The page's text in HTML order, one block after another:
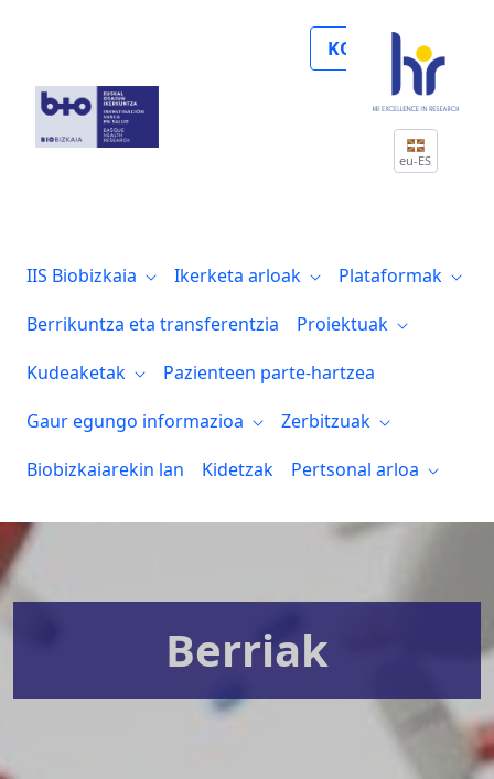
KOLABORATU
eu-ES
IIS Biobizkaia Ikerketa arloak
Plataformak
Berrikuntza eta transferentzia
Proiektuak
Kudeaketak
Pazienteen parte-hartzea
Gaur egungo informazioa
Zerbitzuak
Biobizkaiarekin lan
Kidetzak Pertsonal arloa
Berriak